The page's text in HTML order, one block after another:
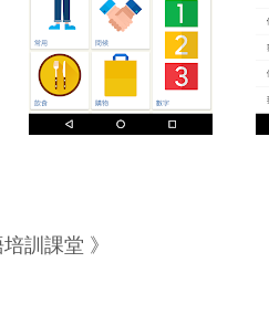
訓課堂 》